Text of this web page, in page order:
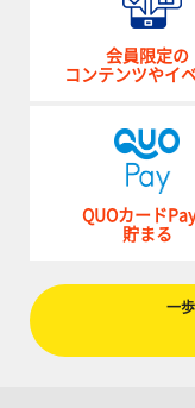
会員限定の
コンテンツやイ
QUOカード
貯まる
一